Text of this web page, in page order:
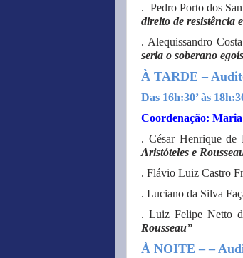
. Pedro Porto dos
direito de resistência
. Alequissandro
seria o soberano
À TARDE –
Das 16h:30’ às
Coordenação:
. César Henrique
Aristóteles e
. Flávio Luiz Castro
. Luciano da Silva
. Luiz Felipe Netto
Rousseau”
À NOITE – –